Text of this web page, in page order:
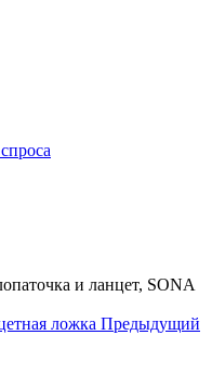
и ланцет, SONA
ложка Предыдущий